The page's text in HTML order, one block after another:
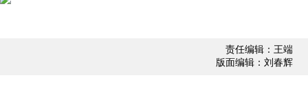
责任编辑：王端
版面编辑：刘春辉